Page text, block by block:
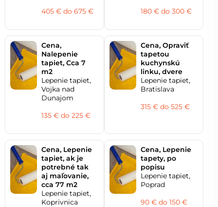
405 € do 675 €
180 € do 300 €
Cena,
Nalepenie
tapiet, Cca 7
m2
Lepenie tapiet,
Vojka nad
Dunajom
135 € do 225 €
Cena, Opraviť
tapetou
kuchynskú
linku, dvere
Lepenie tapiet,
Bratislava
315 € do 525 €
Cena, Lepenie
tapiet, ak je
potrebné tak
aj maľovanie,
cca 77 m2
Lepenie tapiet,
Koprivnica
Cena, Lepenie
tapety, po
popisu
Lepenie tapiet,
Poprad
90 € do 150 €